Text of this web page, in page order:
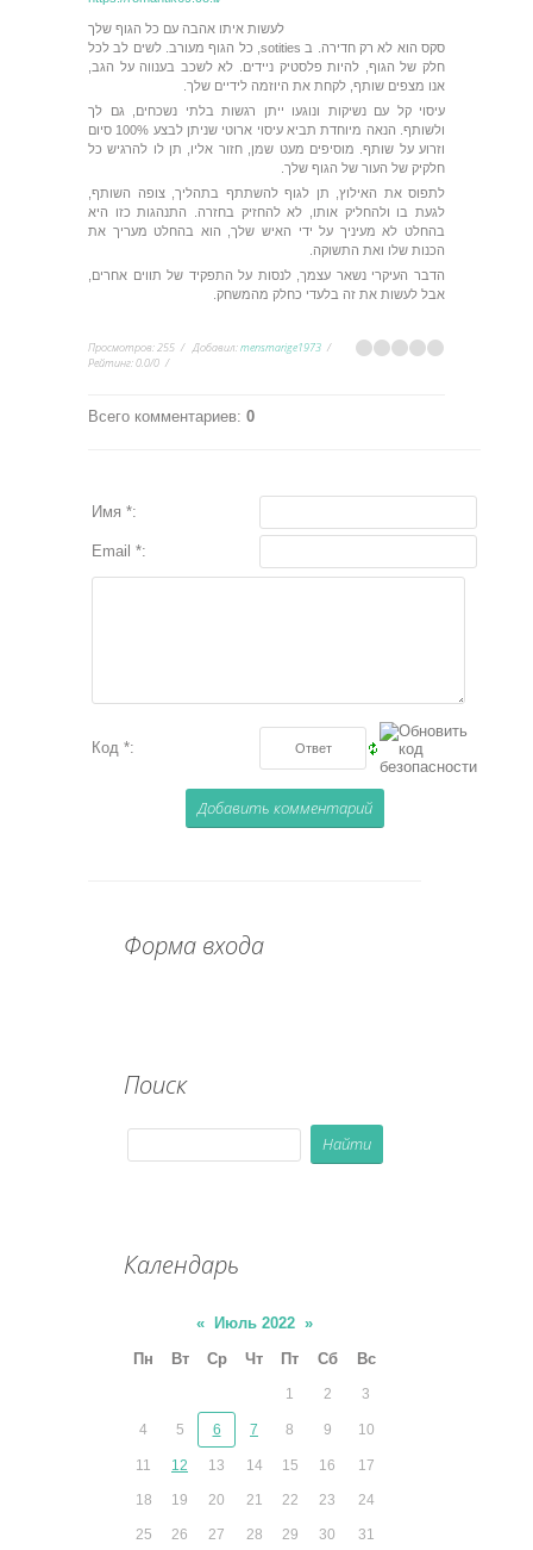
לעשות איתו אהבה עם כל הגוף שלך
סקס הוא לא רק חדירה. ב sotities, כל הגוף מעורב. לשים לב לכל
חלק של הגוף, להיות פלסטיק ניידים. לא לשכב בענווה על הגב,
אנו מצפים שותף, לקחת את היוזמה לידיים שלך.
עיסוי קל עם נשיקות ונוגעו ייתן רגשות בלתי נשכחים, גם לך
ולשותף. הנאה מיוחדת תביא עיסוי ארוטי שניתן לבצע 100% סיום
וזרוע על שותף. מוסיפים מעט שמן, חזור אליו, תן לו להרגיש כל
חלקיק של העור של הגוף שלך.
לתפוס את האילוץ, תן לגוף להשתתף בתהליך, צופה השותף,
לגעת בו ולהחליק אותו, לא להחזיק בחזרה. התנהגות כזו היא
בהחלט לא מעיניך על ידי האיש שלך, הוא בהחלט מעריך את
הכנות שלו ואת התשוקה.
הדבר העיקרי נשאר עצמך, לנסות על התפקיד של תווים אחרים,
אבל לעשות את זה בלעדי כחלק מהמשחק.
Просмотров:255 Добавил:mensmarige1973
Рейтинг:0.0/0
Всего комментариев: 0
Имя *:
Email *:
Код *:
Форма входа
Поиск
Календарь
« Июль 2022 »
Пн
Вт Ср Чт Пт Сб Вс
1 2 3
4 5 6 7 8 9 10
11 12 13 14 15 16 17
18 19 20 21 22 23 24
25 26 27 28 29 30 31